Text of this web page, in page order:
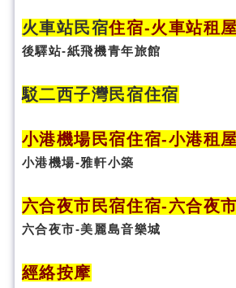
火車站民宿住宿-火車站租屋
後驛站-紙飛機青年旅館
駁二西子灣民宿住宿
小港機場民宿住宿-小港租屋
小港機場-雅軒小築
六合夜市民宿住宿-六合夜市
六合夜市-美麗島音樂城
經絡按摩